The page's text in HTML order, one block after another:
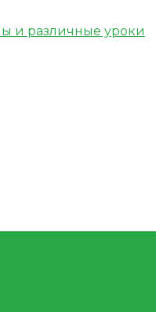
и различные уроки